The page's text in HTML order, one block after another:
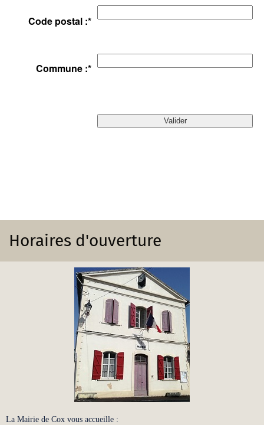
Code postal :*
Commune :*
Horaires d'ouverture
La Mairie de Cox vous accueille :